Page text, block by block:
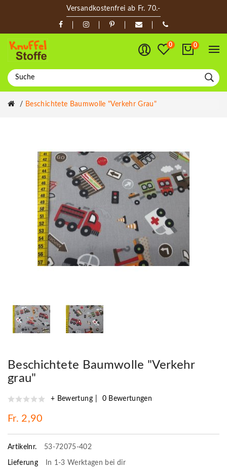
Versandkostenfrei ab Fr. 70.-
0 0
Beschichtete Baumwolle "Verkehr Grau"
Beschichtete Baumwolle "Verkehr
grau"
+ Bewertung 0 Bewertungen
Fr. 2,90
Artikelnr. 53-72075-402
Lieferung In 1-3 Werktagen bei dir